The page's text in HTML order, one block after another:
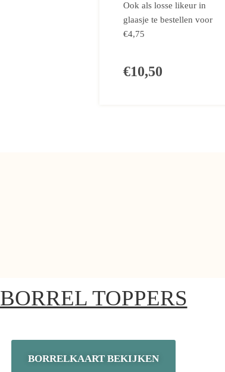
Ook als losse likeur in
glaasje te bestellen voor
€4,75
€10,50
BORREL TOPPERS
BORRELKAART BEKIJKEN